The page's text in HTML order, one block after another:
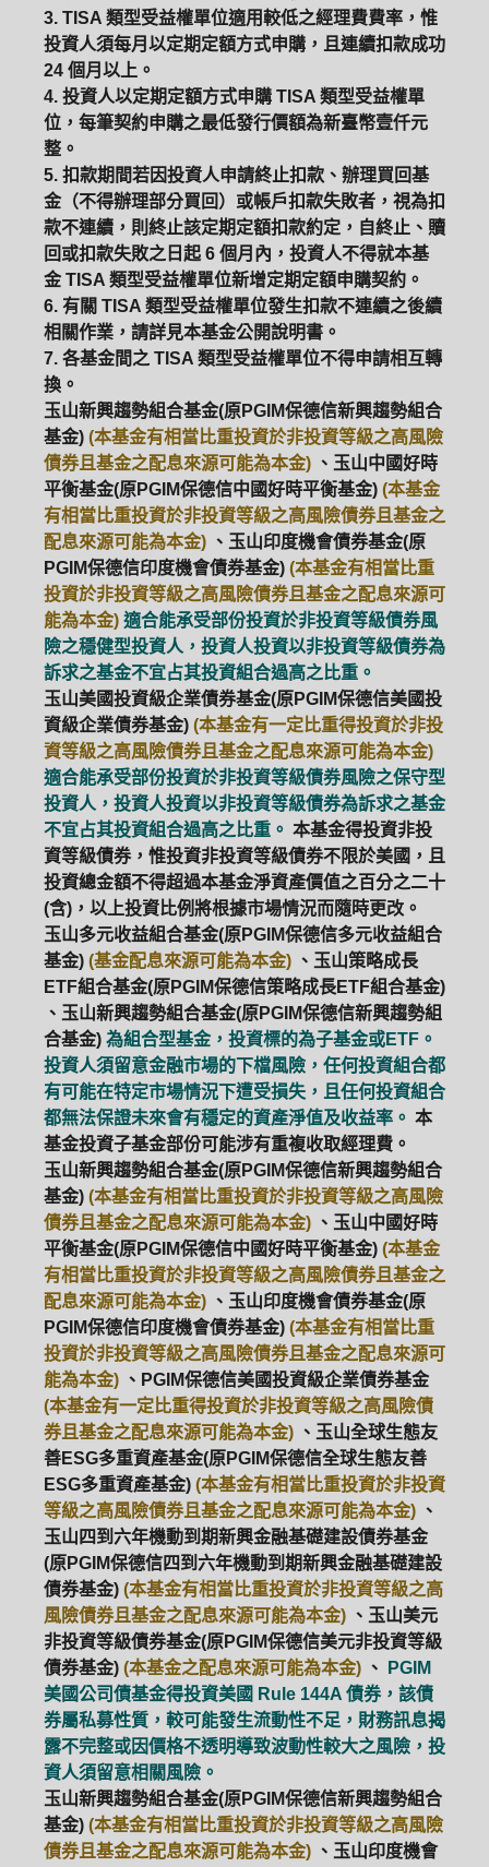
ETF 中國好時平衡 壽星優惠
醫療生化 中國品牌 0%手續費
大中華
3. TISA 類型受益權單位適用較低之經理費費率，惟
投資人須每月以定期定額方式申購，且連續扣款成功
24 個月以上。
4. 投資人以定期定額方式申購 TISA 類型受益權單
位，每筆契約申購之最低發行價額為新臺幣壹仟元
整。
5. 扣款期間若因投資人申請終止扣款、辦理買回基
金（不得辦理部分買回）或帳戶扣款失敗者，視為扣
款不連續，則終止該定期定額扣款約定，自終止、贖
回或扣款失敗之日起 6 個月內，投資人不得就本基
金 TISA 類型受益權單位新增定期定額申購契約。
6. 有關 TISA 類型受益權單位發生扣款不連續之後續
相關作業，請詳見本基金公開說明書。
7. 各基金間之 TISA 類型受益權單位不得申請相互轉
換。
玉山新興趨勢組合基金(原PGIM保德信新興趨勢組合
基金) (本基金有相當比重投資於非投資等級之高風險
債券且基金之配息來源可能為本金) 、玉山中國好時
平衡基金(原PGIM保德信中國好時平衡基金) (本基金
有相當比重投資於非投資等級之高風險債券且基金之
配息來源可能為本金) 、玉山印度機會債券基金(原
PGIM保德信印度機會債券基金) (本基金有相當比重
投資於非投資等級之高風險債券且基金之配息來源可
能為本金) 適合能承受部份投資於非投資等級債券風
險之穩健型投資人，投資人投資以非投資等級債券為
訴求之基金不宜占其投資組合過高之比重。
玉山美國投資級企業債券基金(原PGIM保德信美國投
資級企業債券基金) (本基金有一定比重得投資於非投
資等級之高風險債券且基金之配息來源可能為本金)
適合能承受部份投資於非投資等級債券風險之保守型
投資人，投資人投資以非投資等級債券為訴求之基金
不宜占其投資組合過高之比重。 本基金得投資非投
資等級債券，惟投資非投資等級債券不限於美國，且
投資總金額不得超過本基金淨資產價值之百分之二十
(含)，以上投資比例將根據市場情況而隨時更改。
玉山多元收益組合基金(原PGIM保德信多元收益組合
基金) (基金配息來源可能為本金) 、玉山策略成長
ETF組合基金(原PGIM保德信策略成長ETF組合基金)
、玉山新興趨勢組合基金(原PGIM保德信新興趨勢組
合基金) 為組合型基金，投資標的為子基金或ETF。
投資人須留意金融市場的下檔風險，任何投資組合都
有可能在特定市場情況下遭受損失，且任何投資組合
都無法保證未來會有穩定的資產淨值及收益率。 本
基金投資子基金部份可能涉有重複收取經理費。
玉山新興趨勢組合基金(原PGIM保德信新興趨勢組合
基金) (本基金有相當比重投資於非投資等級之高風險
債券且基金之配息來源可能為本金) 、玉山中國好時
平衡基金(原PGIM保德信中國好時平衡基金) (本基金
有相當比重投資於非投資等級之高風險債券且基金之
配息來源可能為本金) 、玉山印度機會債券基金(原
PGIM保德信印度機會債券基金) (本基金有相當比重
投資於非投資等級之高風險債券且基金之配息來源可
能為本金) 、PGIM保德信美國投資級企業債券基金
(本基金有一定比重得投資於非投資等級之高風險債
券且基金之配息來源可能為本金) 、玉山全球生態友
善ESG多重資產基金(原PGIM保德信全球生態友善
ESG多重資產基金) (本基金有相當比重投資於非投資
等級之高風險債券且基金之配息來源可能為本金) 、
玉山四到六年機動到期新興金融基礎建設債券基金
(原PGIM保德信四到六年機動到期新興金融基礎建設
債券基金) (本基金有相當比重投資於非投資等級之高
風險債券且基金之配息來源可能為本金) 、玉山美元
非投資等級債券基金(原PGIM保德信美元非投資等級
債券基金) (本基金之配息來源可能為本金) 、
PGIM
美國公司債基金得投資美國 Rule 144A 債券，該債
券屬私募性質，較可能發生流動性不足，財務訊息揭
露不完整或因價格不透明導致波動性較大之風險，投
資人須留意相關風險。
玉山新興趨勢組合基金(原PGIM保德信新興趨勢組合
基金) (本基金有相當比重投資於非投資等級之高風險
債券且基金之配息來源可能為本金) 、玉山印度機會